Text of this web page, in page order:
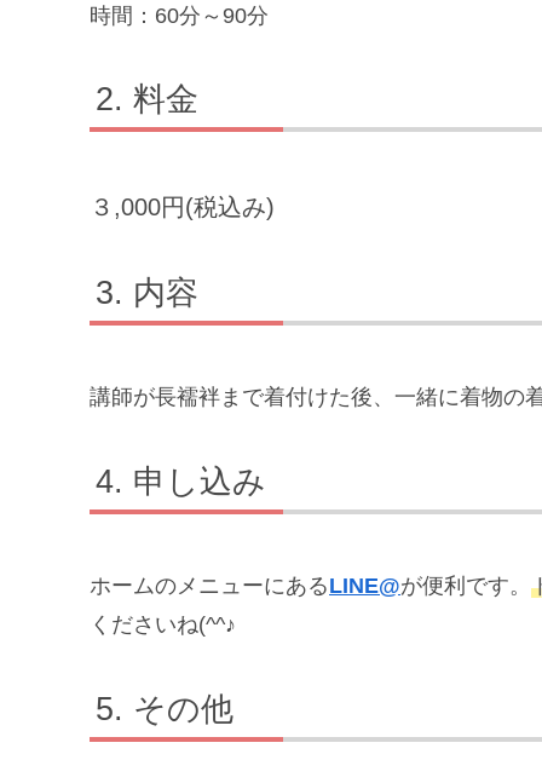
時間：60分～90分
料金
３,000円(税込み)
内容
講師が長襦袢まで着付けた後、一緒に着物の
申し込み
ホームのメニューにあるLINE@が便利です。
くださいね(^^♪
その他